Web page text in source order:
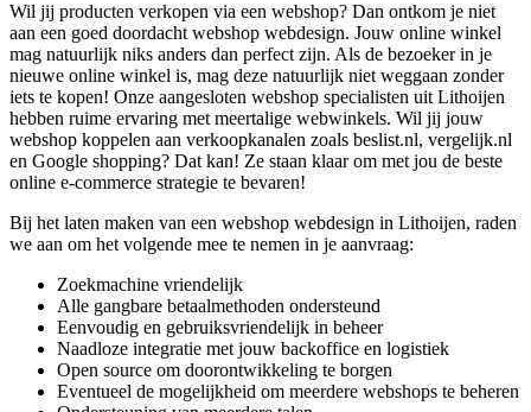
Wil jij producten verkopen via een webshop? Dan ontkom je niet
aan een goed doordacht webshop webdesign. Jouw online winkel
mag natuurlijk niks anders dan perfect zijn. Als de bezoeker in je
nieuwe online winkel is, mag deze natuurlijk niet weggaan zonder
iets te kopen! Onze aangesloten webshop specialisten uit Lithoijen
hebben ruime ervaring met meertalige webwinkels. Wil jij jouw
webshop koppelen aan verkoopkanalen zoals beslist.nl, vergelijk.nl
en Google shopping? Dat kan! Ze staan klaar om met jou de beste
online e-commerce strategie te bevaren!
Bij het laten maken van een webshop webdesign in Lithoijen, raden
we aan om het volgende mee te nemen in je aanvraag:
Zoekmachine vriendelijk
Alle gangbare betaalmethoden ondersteund
Eenvoudig en gebruiksvriendelijk in beheer
Naadloze integratie met jouw backoffice en logistiek
Open source om doorontwikkeling te borgen
Eventueel de mogelijkheid om meerdere webshops te beheren